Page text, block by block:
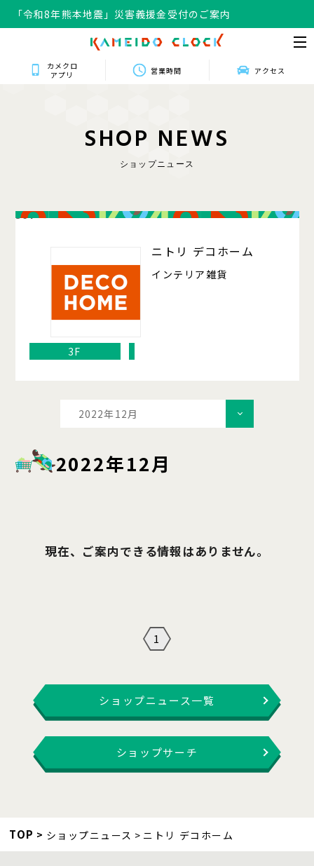
「令和8年熊本地震」災害義援金受付のご案内
カメクロ
アプリ
営業時間 アクセス
SHOP NEWS
ショップニュース
301
ニトリ デコホーム
インテリア雑貨
3F
2022年12月
2022年12月
現在、ご案内できる情報はありません。
1
ショップニュース一覧
ショップサーチ
TOP ショップニュース ニトリ デコホーム